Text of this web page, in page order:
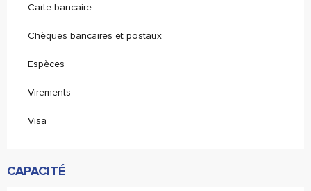
Carte bancaire
Chèques bancaires et postaux
Espèces
Virements
Visa
CAPACITÉ